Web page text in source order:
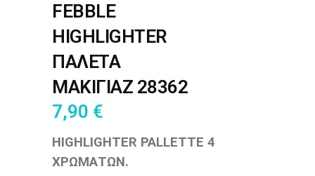
FEBBLE
HIGHLIGHTER
ΠΑΛΕΤΑ
ΜΑΚΙΓΙΑΖ 28362
7,90 €
HIGHLIGHTER PALLETTE 4
ΧΡΩΜΑΤΩΝ.